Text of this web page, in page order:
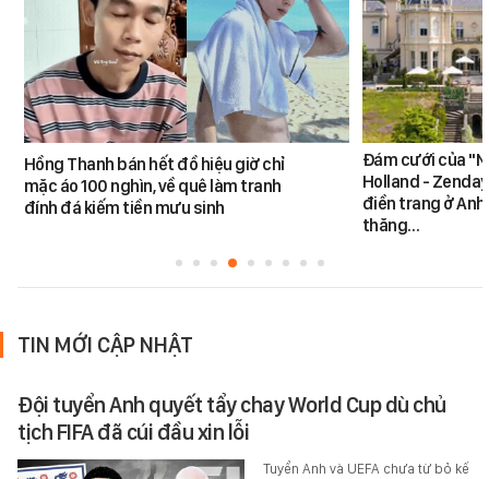
Hồng Thanh bán hết đồ hiệu giờ chỉ
mặc áo 100 nghìn, về quê làm tranh
đính đá kiếm tiền mưu sinh
Đám cưới của
Holland -
điền trang ở
thăng…
TIN MỚI CẬP NHẬT
Đội tuyển Anh quyết tẩy chay World Cup dù chủ
tịch FIFA đã cúi đầu xin lỗi
Tuyển Anh và UEFA chưa từ bỏ kế